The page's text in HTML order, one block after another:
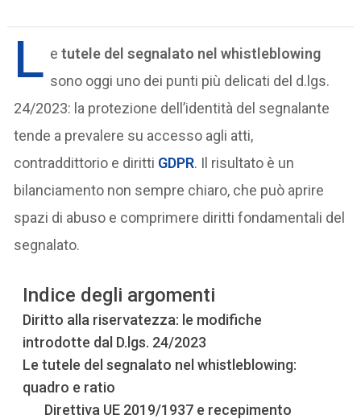
L etutele del segnalato nel whistleblowing
sono oggi uno dei punti più delicati del d.lgs.
24/2023: la protezione dell’identità del segnalante
tende a prevalere su accesso agli atti,
contraddittorio e diritti GDPR. Il risultato è un
bilanciamento non sempre chiaro, che può aprire
spazi di abuso e comprimere diritti fondamentali del
segnalato.
Indice degli argomenti
Diritto alla riservatezza: le modifiche
introdotte dal D.lgs. 24/2023
Le tutele del segnalato nel whistleblowing:
quadro e ratio
Direttiva UE 2019/1937 e recepimento